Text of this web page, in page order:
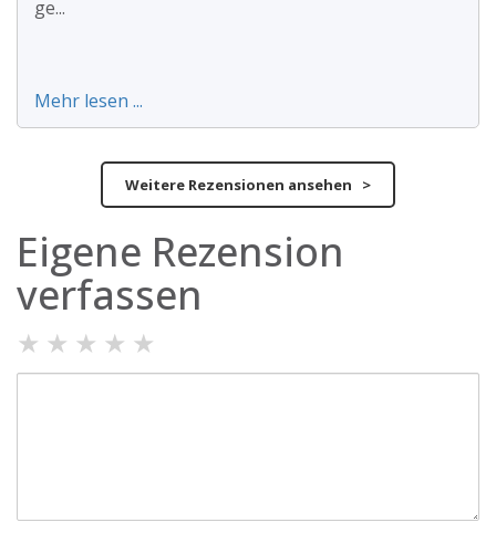
ge...
Mehr lesen ...
Weitere Rezensionen ansehen >
Eigene Rezension
verfassen
★ ★ ★ ★ ★